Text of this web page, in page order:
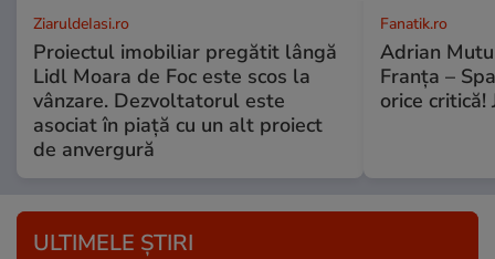
ZiaruldeIasi.ro
Proiectul imobiliar pregătit lângă
Lidl Moara de Foc este scos la
vânzare. Dezvoltatorul este
asociat în piață cu un alt proiect
de anvergură
Fanatik.ro
Adrian
Franța –
orice critică!
ULTIMELE ȘTIRI